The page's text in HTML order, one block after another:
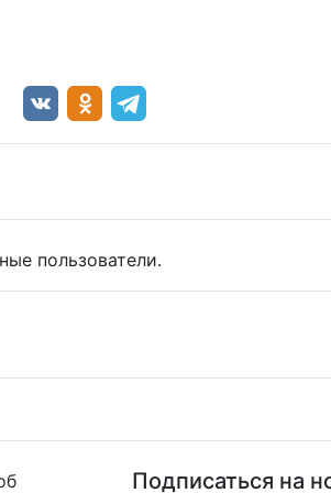
пользователи.
Подписаться на